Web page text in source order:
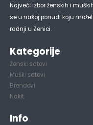
Najveći izbor ženskih i
se u našoj ponudi koju
radnji u Zenici.
Kategorije
Ženski satovi
Muški satovi
Brendovi
Nakit
Info